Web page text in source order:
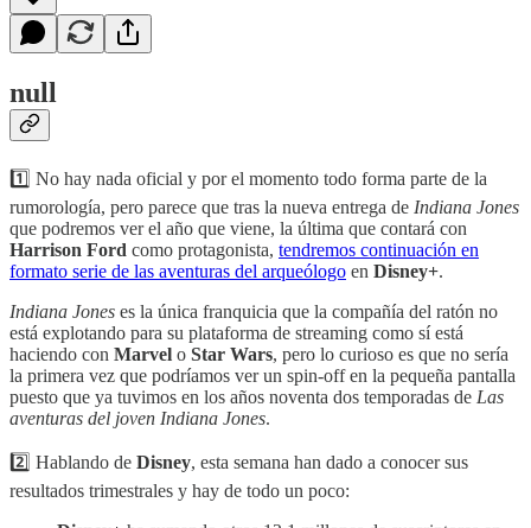
null
1️⃣ No hay nada oficial y por el momento todo forma parte de la
rumorología, pero parece que tras la nueva entrega de Indiana Jones
que podremos ver el año que viene, la última que contará con
Harrison Ford como protagonista, tendremos continuación en
formato serie de las aventuras del arqueólogo en Disney+.
Indiana Jones es la única franquicia que la compañía del ratón no
está explotando para su plataforma de streaming como sí está
haciendo con Marvel o Star Wars, pero lo curioso es que no sería
la primera vez que podríamos ver un spin-off en la pequeña pantalla
puesto que ya tuvimos en los años noventa dos temporadas de Las
aventuras del joven Indiana Jones.
2️⃣ Hablando de Disney, esta semana han dado a conocer sus
resultados trimestrales y hay de todo un poco: